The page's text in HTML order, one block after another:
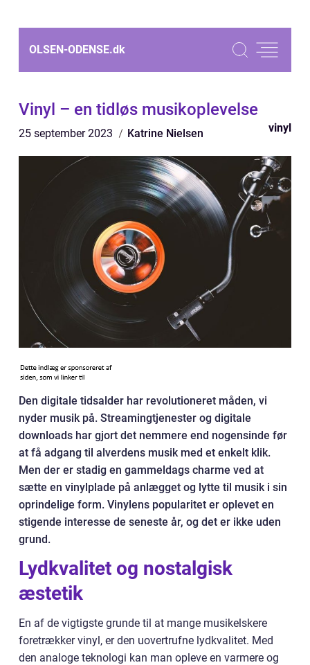
OLSEN-ODENSE.dk
Vinyl – en tidløs musikoplevelse
25 september 2023 Katrine Nielsen vinyl
Den digitale tidsalder har revolutioneret måden, vi
nyder musik på. Streamingtjenester og digitale
downloads har gjort det nemmere end nogensinde før
at få adgang til alverdens musik med et enkelt klik.
Men der er stadig en gammeldags charme ved at
sætte en vinylplade på anlægget og lytte til musik i sin
oprindelige form. Vinylens popularitet er oplevet en
stigende interesse de seneste år, og det er ikke uden
grund.
Lydkvalitet og nostalgisk
æstetik
En af de vigtigste grunde til at mange musikelskere
foretrækker vinyl, er den uovertrufne lydkvalitet. Med
den analoge teknologi kan man opleve en varmere og